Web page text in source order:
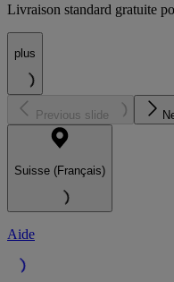
Livraison standard gratuite
plus
Previous slide
Suisse (Français)
Aide